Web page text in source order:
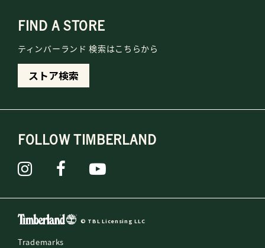
FIND A STORE
ティンバーランド 検索はこちらから
ストア検索
FOLLOW TIMBERLAND
© TBL Licensing LLC
Trademarks